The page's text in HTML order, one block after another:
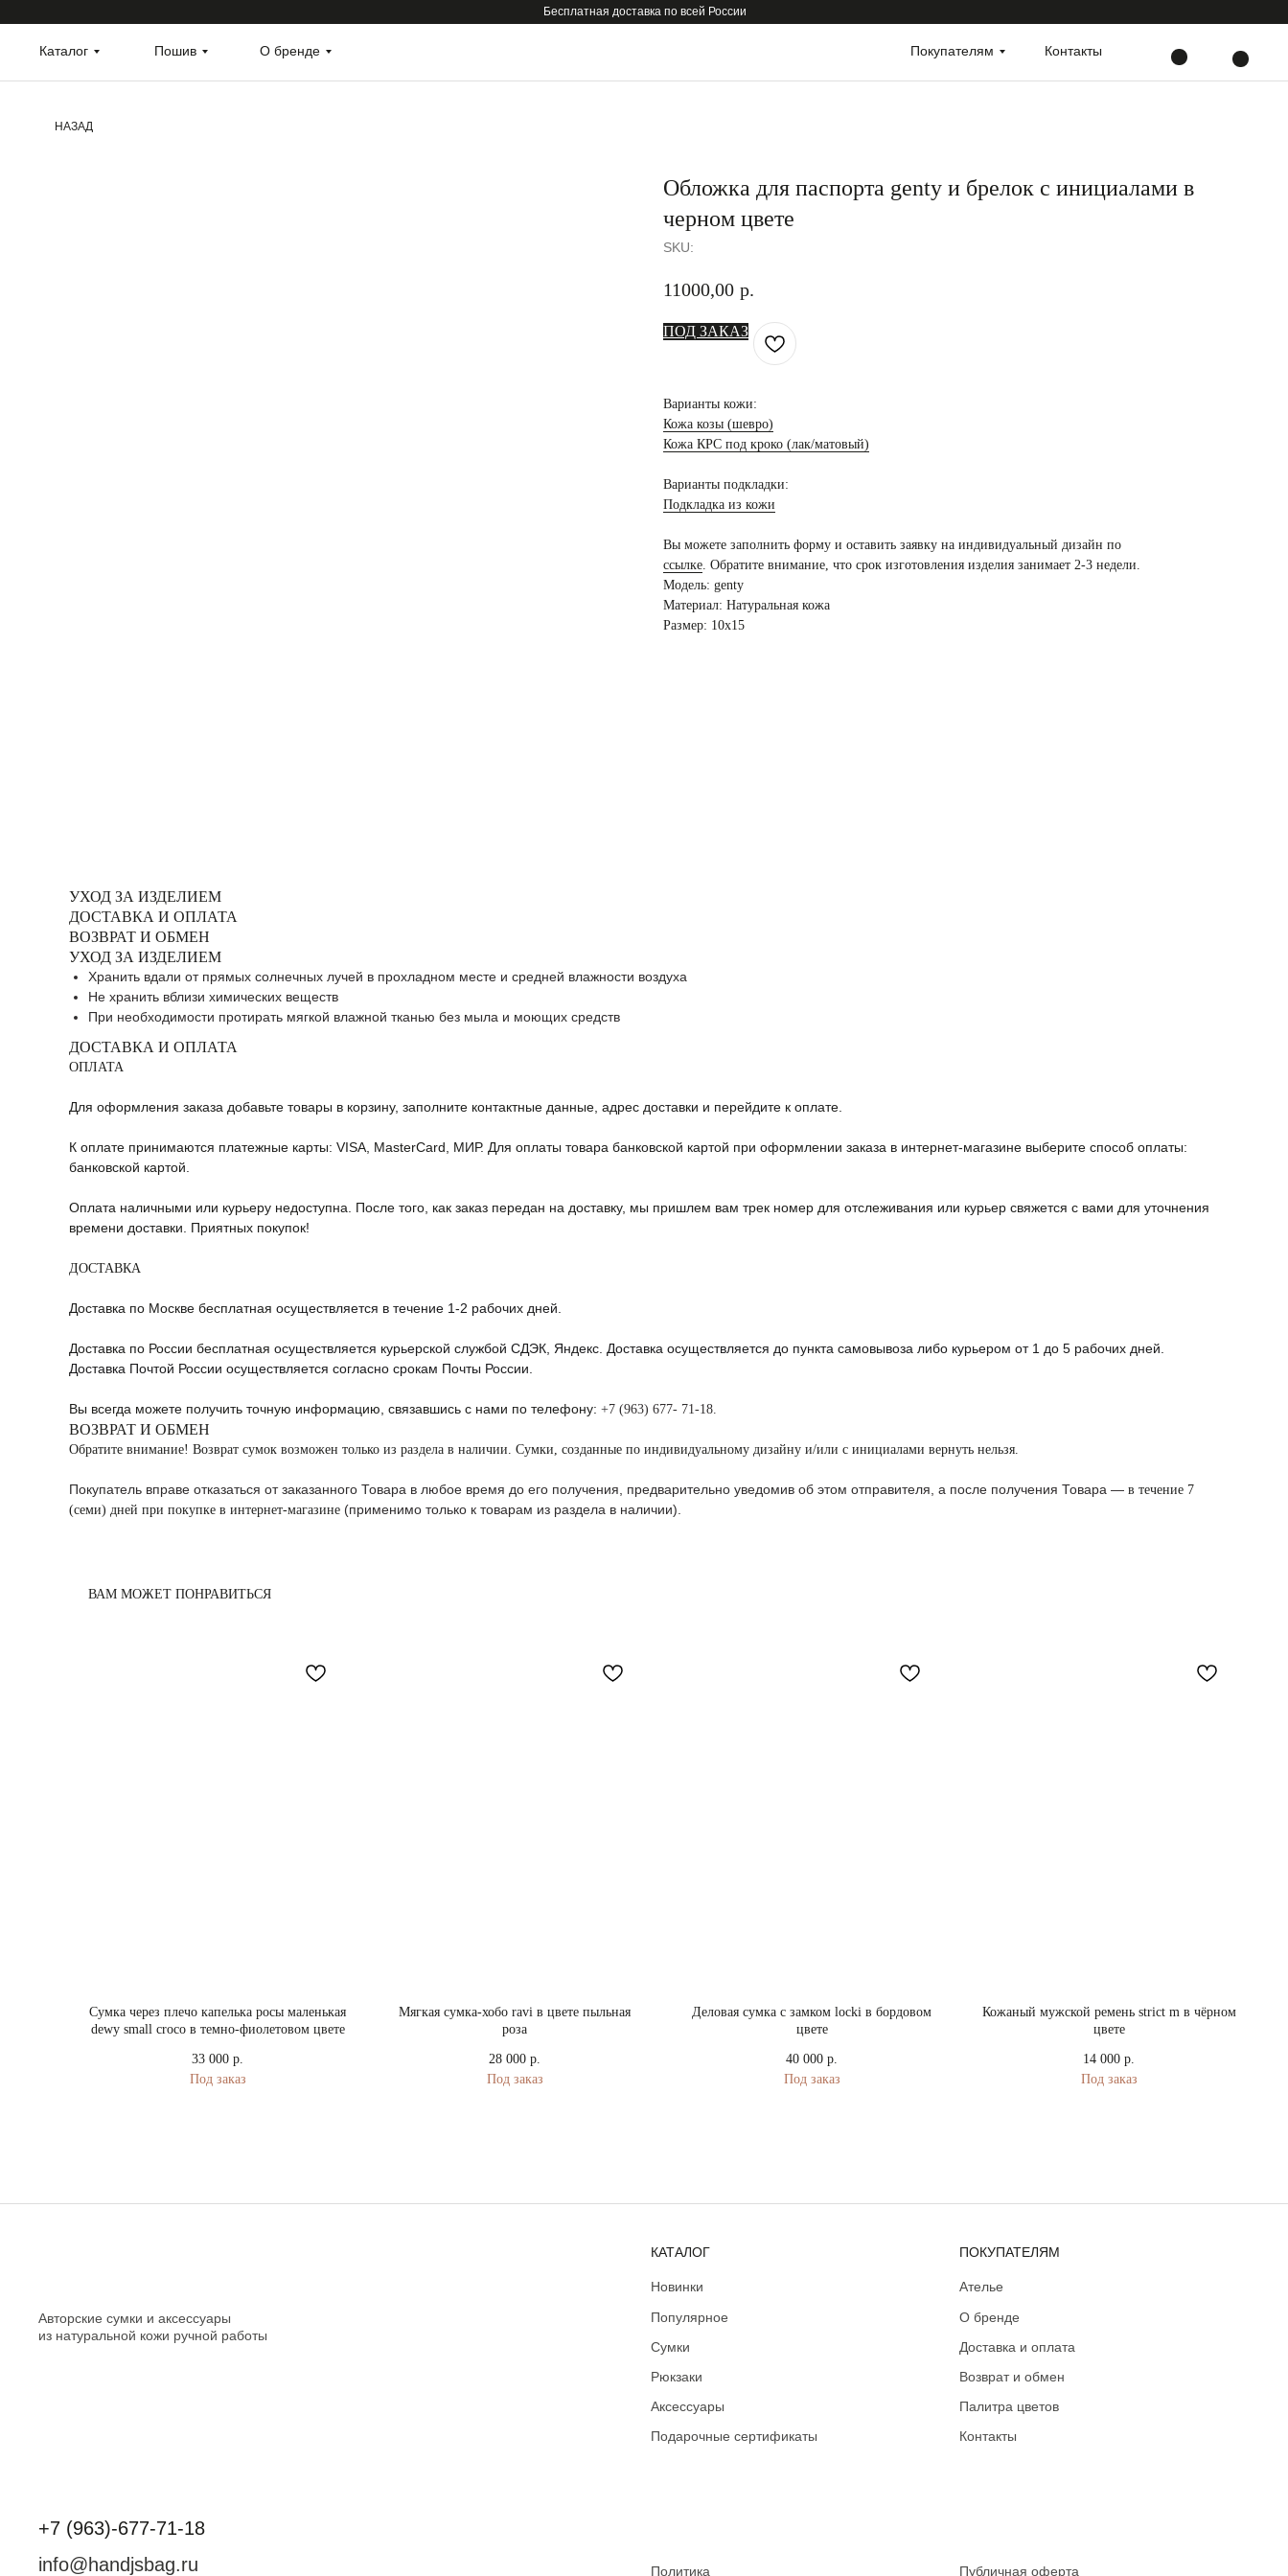
Бесплатная доставка по всей России
Каталог Пошив О бренде Покупателям Контакты
НАЗАД
Обложка для паспорта genty и брелок с инициалами в
черном цвете
SKU:
11000,00 р.
ПОД ЗАКАЗ
Варианты кожи:
Кожа козы (шевро)
Кожа КРС под кроко (лак/матовый)
Варианты подкладки:
Подкладка из кожи
Вы можете заполнить форму и оставить заявку на индивидуальный дизайн по
ссылке . Обратите внимание, что срок изготовления изделия занимает 2-3 недели.
Модель: genty
Материал: Натуральная кожа
Размер: 10х15
УХОД ЗА ИЗДЕЛИЕМ
ДОСТАВКА И ОПЛАТА
ВОЗВРАТ И ОБМЕН
УХОД ЗА ИЗДЕЛИЕМ
Хранить вдали от прямых солнечных лучей в прохладном месте и средней влажности воздуха
Не хранить вблизи химических веществ
При необходимости протирать мягкой влажной тканью без мыла и моющих средств
ДОСТАВКА И ОПЛАТА
ОПЛАТА
Для оформления заказа добавьте товары в корзину, заполните контактные данные, адрес доставки и перейдите к оплате.
К оплате принимаются платежные карты: VISA, MasterCard, МИР. Для оплаты товара банковской картой при оформлении заказа в интернет-магазине выберите способ оплаты:
банковской картой.
Оплата наличными или курьеру недоступна. После того, как заказ передан на доставку, мы пришлем вам трек номер для отслеживания или курьер свяжется с вами для уточнения
времени доставки. Приятных покупок!
ДОСТАВКА
Доставка по Москве бесплатная осуществляется в течение 1-2 рабочих дней.
Доставка по России бесплатная осуществляется курьерской службой СДЭК, Яндекс. Доставка осуществляется до пункта самовывоза либо курьером от 1 до 5 рабочих дней.
Доставка Почтой России осуществляется согласно срокам Почты России.
Вы всегда можете получить точную информацию, связавшись с нами по телефону: +7 (963) 677- 71-18.
ВОЗВРАТ И ОБМЕН
Обратите внимание! Возврат сумок возможен только из раздела в наличии. Сумки, созданные по индивидуальному дизайну и/или с инициалами вернуть нельзя.
Покупатель вправе отказаться от заказанного Товара в любое время до его получения, предварительно уведомив об этом отправителя, а после получения Товара — в течение 7
(семи) дней при покупке в интернет-магазине (применимо только к товарам из раздела в наличии).
ВАМ МОЖЕТ ПОНРАВИТЬСЯ
Сумка через плечо капелька росы маленькая
dewy small croco в темно-фиолетовом цвете
33 000 р.
Мягкая сумка-хобо ravi в цвете пыльная
роза
28 000 р.
Деловая сумка с замком locki в бордовом
цвете
40 000 р.
Кожаный мужской ремень strict m в чёрном
цвете
14 000 р.
Авторские сумки и аксессуары
из натуральной кожи ручной работы
+7 (963)-677-71-18
info@handjsbag.ru
КАТАЛОГ
Новинки
Популярное
Сумки
Аксессуары
Рюкзаки
Подарочные сертификаты
Политика
ПОКУПАТЕЛЯМ
Ателье
О бренде
Доставка и оплата
Палитра цветов
Возврат и обмен
Контакты
Публичная оферта